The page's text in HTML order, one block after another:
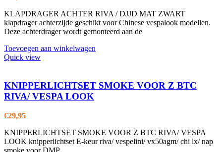
KLAPDRAGER ACHTER RIVA / DJJD MAT ZWART
klapdrager achterzijde geschikt voor Chinese vespalook modellen.
Deze achterdrager wordt gemonteerd aan de
Toevoegen aan winkelwagen
Quick view
KNIPPERLICHTSET SMOKE VOOR Z BTC
RIVA/ VESPA LOOK
€29,95
KNIPPERLICHTSET SMOKE VOOR Z BTC RIVA/ VESPA
LOOK knipperlichtset E-keur riva/ vespelini/ vx50agm/ chi lx/ nap
smoke voor DMP.